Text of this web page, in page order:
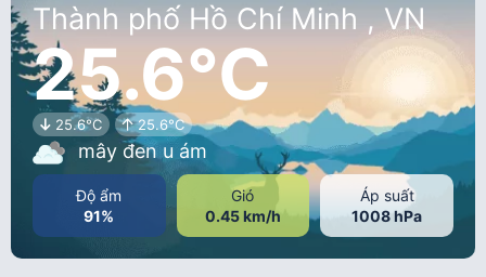
Thành phố Hồ Chí Minh , VN
25.6°C
25.6°C 25.6°C
mây đen u ám
Độ ẩm
91%
Gió
0.45 km/h
Áp suất
1008 hPa